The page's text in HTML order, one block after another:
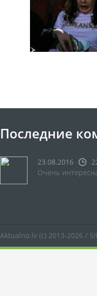
Последние
23.08.2016
Очень
Aktualno.lv (c) 2013-2026 /